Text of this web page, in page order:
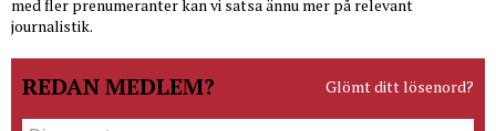
med fler prenumeranter kan vi satsa ännu mer på relevant
journalistik.
REDAN MEDLEM? Glömt ditt lösenord?